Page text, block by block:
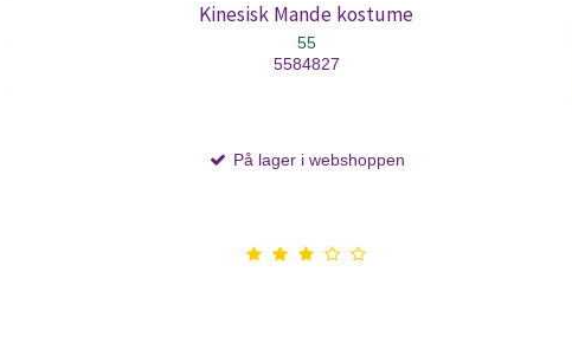
Kinesisk Mande kostume
55
5584827
På lager i webshoppen